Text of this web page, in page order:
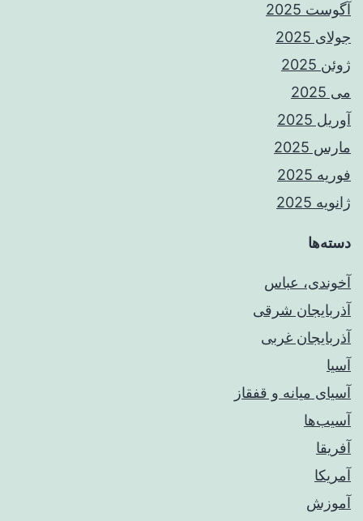
آگوست 2025
جولای 2025
ژوئن 2025
می 2025
آوریل 2025
مارس 2025
فوریه 2025
ژانویه 2025
دسته‌ها
آخوندی، عباس
آذربایجان شرقی
آذربایجان غربی
آسیا
آسیای میانه و قفقاز
آسیب‌ها
آفریقا
آمریکا
آموزش